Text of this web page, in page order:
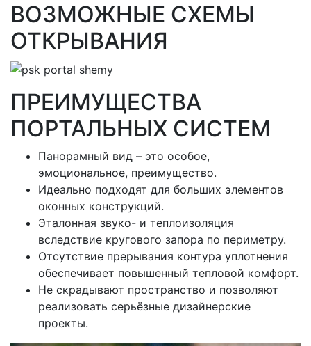
ВОЗМОЖНЫЕ СХЕМЫ
ОТКРЫВАНИЯ
ПРЕИМУЩЕСТВА
ПОРТАЛЬНЫХ СИСТЕМ
Панорамный вид – это особое,
эмоциональное, преимущество.
Идеально подходят для больших элементов
оконных конструкций.
Эталонная звуко- и теплоизоляция
вследствие кругового запора по периметру.
Отсутствие прерывания контура уплотнения
обеспечивает повышенный тепловой комфорт.
Не скрадывают пространство и позволяют
реализовать серьёзные дизайнерские
проекты.